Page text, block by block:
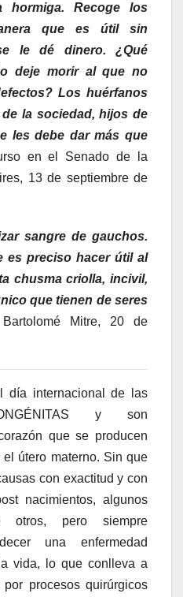
Recoge los
que es útil sin
le dé dinero. ¿Qué
deje morir al que no
Los huérfanos
la sociedad, hijos de
les debe dar más que
en el Senado de la
13 de septiembre de
sangre de gauchos.
es preciso hacer útil al
chusma criolla, incivil,
que tienen de seres
Mitre, 20 de
día internacional de las
y son
que se producen
útero materno. Sin que
con exactitud y con
nacimientos, algunos
otros, pero siempre
una enfermedad
vida, lo que conlleva a
procesos quirúrgicos